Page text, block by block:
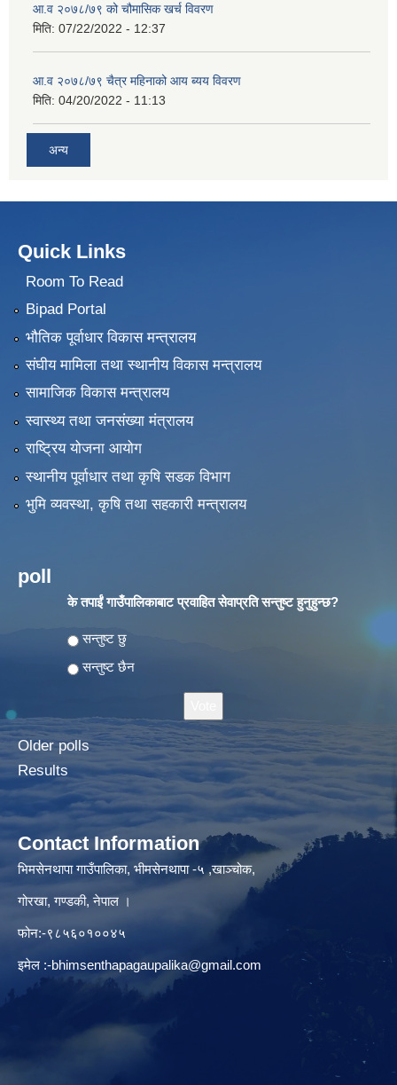
आ.व २०७८/७९ को चौमासिक खर्च विवरण
मिति: 07/22/2022 - 12:37
आ.व २०७८/७९ चैत्र महिनाको आय ब्यय विवरण
मिति: 04/20/2022 - 11:13
अन्य
Quick Links
Room To Read
Bipad Portal
भौतिक पूर्वाधार विकास मन्त्रालय
संघीय मामिला तथा स्थानीय विकास मन्त्रालय
सामाजिक विकास मन्त्रालय
स्वास्थ्य तथा जनसंख्या मंत्रालय
राष्ट्रिय योजना आयोग
स्थानीय पूर्वाधार तथा कृषि सडक विभाग
भुमि व्यवस्था, कृषि तथा सहकारी मन्त्रालय
poll
के तपाईं गाउँपालिकाबाट प्रवाहित सेवाप्रति सन्तुष्ट हुनुहुन्छ?
Choices
सन्तुष्ट छु
सन्तुष्ट छैन
Older polls
Results
Contact Information
भिमसेनथापा गाउँपालिका, भीमसेनथापा -५ ,खाञ्चोक,
गोरखा, गण्डकी, नेपाल ।
फोन:-९८५६०१००४५
इमेल :-bhimsenthapagaupalika@gmail.com